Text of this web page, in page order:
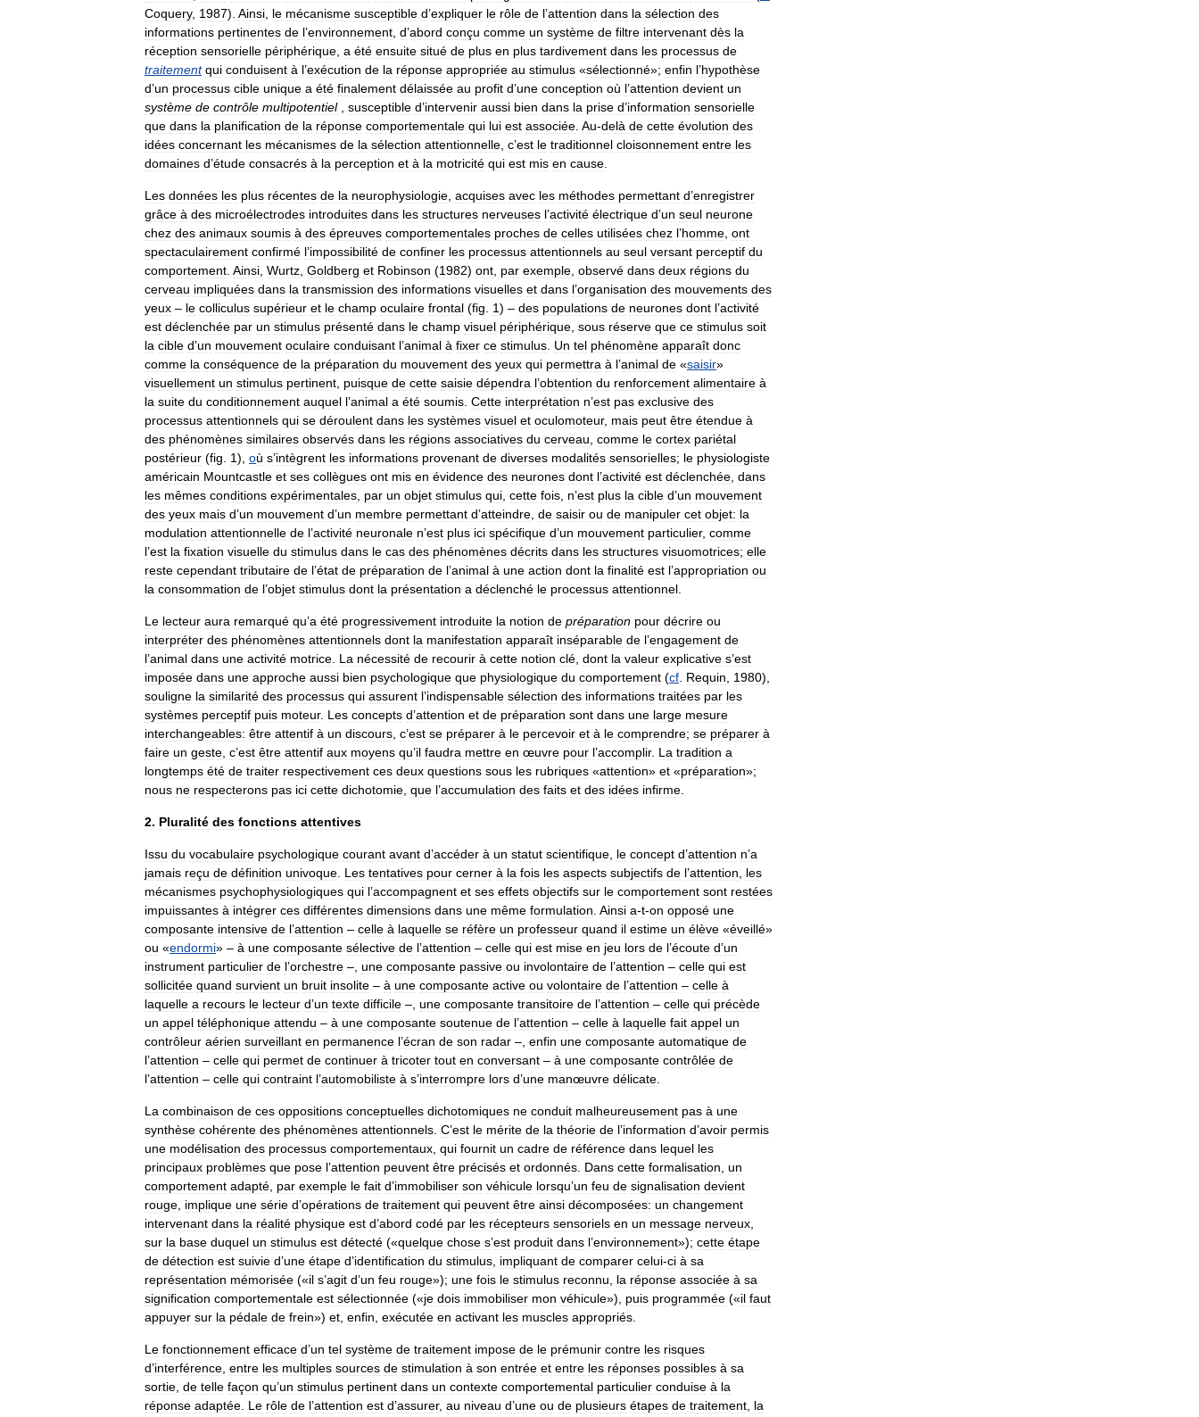
Coquery, 1987). Ainsi, le mécanisme susceptible d’expliquer le rôle de l’attention dans la sélection des
informations pertinentes de l’environnement, d’abord conçu comme un système de filtre intervenant dès la
réception sensorielle périphérique, a été ensuite situé de plus en plus tardivement dans les processus de
traitement qui conduisent à l’exécution de la réponse appropriée au stimulus «sélectionné»; enfin l’hypothèse
d’un processus cible unique a été finalement délaissée au profit d’une conception où l’attention devient un
système de contrôle multipotentiel, susceptible d’intervenir aussi bien dans la prise d’information sensorielle
que dans la planification de la réponse comportementale qui lui est associée. Au-delà de cette évolution des
idées concernant les mécanismes de la sélection attentionnelle, c’est le traditionnel cloisonnement entre les
domaines d’étude consacrés à la perception et à la motricité qui est mis en cause.
Les données les plus récentes de la neurophysiologie, acquises avec les méthodes permettant d’enregistrer
grâce à des microélectrodes introduites dans les structures nerveuses l’activité électrique d’un seul neurone
chez des animaux soumis à des épreuves comportementales proches de celles utilisées chez l’homme, ont
spectaculairement confirmé l’impossibilité de confiner les processus attentionnels au seul versant perceptif du
comportement. Ainsi, Wurtz, Goldberg et Robinson (1982) ont, par exemple, observé dans deux régions du
cerveau impliquées dans la transmission des informations visuelles et dans l’organisation des mouvements des
yeux – le colliculus supérieur et le champ oculaire frontal (fig. 1) – des populations de neurones dont l’activité
est déclenchée par un stimulus présenté dans le champ visuel périphérique, sous réserve que ce stimulus soit
la cible d’un mouvement oculaire conduisant l’animal à fixer ce stimulus. Un tel phénomène apparaît donc
comme la conséquence de la préparation du mouvement des yeux qui permettra à l’animal de «saisir»
visuellement un stimulus pertinent, puisque de cette saisie dépendra l’obtention du renforcement alimentaire à
la suite du conditionnement auquel l’animal a été soumis. Cette interprétation n’est pas exclusive des
processus attentionnels qui se déroulent dans les systèmes visuel et oculomoteur, mais peut être étendue à
des phénomènes similaires observés dans les régions associatives du cerveau, comme le cortex pariétal
postérieur (fig. 1), où s’intègrent les informations provenant de diverses modalités sensorielles; le physiologiste
américain Mountcastle et ses collègues ont mis en évidence des neurones dont l’activité est déclenchée, dans
les mêmes conditions expérimentales, par un objet stimulus qui, cette fois, n’est plus la cible d’un mouvement
des yeux mais d’un mouvement d’un membre permettant d’atteindre, de saisir ou de manipuler cet objet: la
modulation attentionnelle de l’activité neuronale n’est plus ici spécifique d’un mouvement particulier, comme
l’est la fixation visuelle du stimulus dans le cas des phénomènes décrits dans les structures visuomotrices; elle
reste cependant tributaire de l’état de préparation de l’animal à une action dont la finalité est l’appropriation ou
la consommation de l’objet stimulus dont la présentation a déclenché le processus attentionnel.
Le lecteur aura remarqué qu’a été progressivement introduite la notion de préparation pour décrire ou
interpréter des phénomènes attentionnels dont la manifestation apparaît inséparable de l’engagement de
l’animal dans une activité motrice. La nécessité de recourir à cette notion clé, dont la valeur explicative s’est
imposée dans une approche aussi bien psychologique que physiologique du comportement (cf. Requin, 1980),
souligne la similarité des processus qui assurent l’indispensable sélection des informations traitées par les
systèmes perceptif puis moteur. Les concepts d’attention et de préparation sont dans une large mesure
interchangeables: être attentif à un discours, c’est se préparer à le percevoir et à le comprendre; se préparer à
faire un geste, c’est être attentif aux moyens qu’il faudra mettre en œuvre pour l’accomplir. La tradition a
longtemps été de traiter respectivement ces deux questions sous les rubriques «attention» et «préparation»;
nous ne respecterons pas ici cette dichotomie, que l’accumulation des faits et des idées infirme.
2. Pluralité des fonctions attentives
Issu du vocabulaire psychologique courant avant d’accéder à un statut scientifique, le concept d’attention n’a
jamais reçu de définition univoque. Les tentatives pour cerner à la fois les aspects subjectifs de l’attention, les
mécanismes psychophysiologiques qui l’accompagnent et ses effets objectifs sur le comportement sont restées
impuissantes à intégrer ces différentes dimensions dans une même formulation. Ainsi a-t-on opposé une
composante intensive de l’attention – celle à laquelle se réfère un professeur quand il estime un élève «éveillé»
ou «endormi» – à une composante sélective de l’attention – celle qui est mise en jeu lors de l’écoute d’un
instrument particulier de l’orchestre –, une composante passive ou involontaire de l’attention – celle qui est
sollicitée quand survient un bruit insolite – à une composante active ou volontaire de l’attention – celle à
laquelle a recours le lecteur d’un texte difficile –, une composante transitoire de l’attention – celle qui précède
un appel téléphonique attendu – à une composante soutenue de l’attention – celle à laquelle fait appel un
contrôleur aérien surveillant en permanence l’écran de son radar –, enfin une composante automatique de
l’attention – celle qui permet de continuer à tricoter tout en conversant – à une composante contrôlée de
l’attention – celle qui contraint l’automobiliste à s’interrompre lors d’une manœuvre délicate.
La combinaison de ces oppositions conceptuelles dichotomiques ne conduit malheureusement pas à une
synthèse cohérente des phénomènes attentionnels. C’est le mérite de la théorie de l’information d’avoir permis
une modélisation des processus comportementaux, qui fournit un cadre de référence dans lequel les
principaux problèmes que pose l’attention peuvent être précisés et ordonnés. Dans cette formalisation, un
comportement adapté, par exemple le fait d’immobiliser son véhicule lorsqu’un feu de signalisation devient
rouge, implique une série d’opérations de traitement qui peuvent être ainsi décomposées: un changement
intervenant dans la réalité physique est d’abord codé par les récepteurs sensoriels en un message nerveux,
sur la base duquel un stimulus est détecté («quelque chose s’est produit dans l’environnement»); cette étape
de détection est suivie d’une étape d’identification du stimulus, impliquant de comparer celui-ci à sa
représentation mémorisée («il s’agit d’un feu rouge»); une fois le stimulus reconnu, la réponse associée à sa
signification comportementale est sélectionnée («je dois immobiliser mon véhicule»), puis programmée («il faut
appuyer sur la pédale de frein») et, enfin, exécutée en activant les muscles appropriés.
Le fonctionnement efficace d’un tel système de traitement impose de le prémunir contre les risques
d’interférence, entre les multiples sources de stimulation à son entrée et entre les réponses possibles à sa
sortie, de telle façon qu’un stimulus pertinent dans un contexte comportemental particulier conduise à la
réponse adaptée. Le rôle de l’attention est d’assurer, au niveau d’une ou de plusieurs étapes de traitement, la